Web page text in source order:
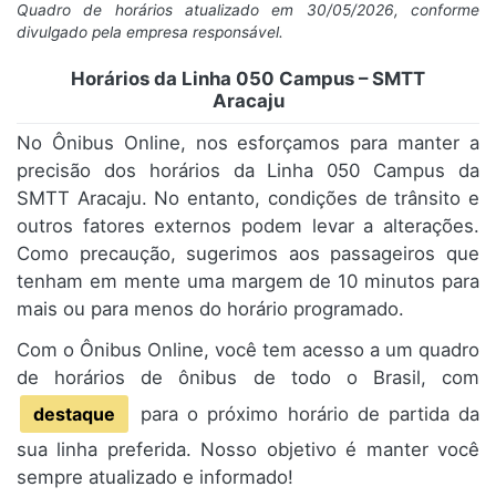
Quadro de horários atualizado em 30/05/2026, conforme
divulgado pela empresa responsável.
Horários da Linha 050 Campus – SMTT
Aracaju
No Ônibus Online, nos esforçamos para manter a
precisão dos horários da Linha 050 Campus da
SMTT Aracaju. No entanto, condições de trânsito e
outros fatores externos podem levar a alterações.
Como precaução, sugerimos aos passageiros que
tenham em mente uma margem de 10 minutos para
mais ou para menos do horário programado.
Com o Ônibus Online, você tem acesso a um quadro
de horários de ônibus de todo o Brasil, com
destaque
para o próximo horário de partida da
sua linha preferida. Nosso objetivo é manter você
sempre atualizado e informado!